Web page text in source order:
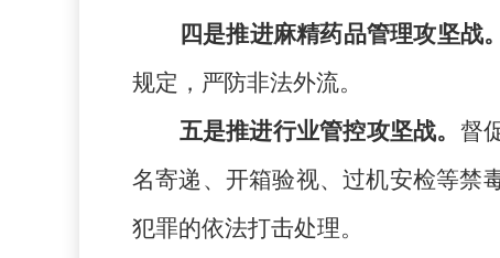
四是推进麻精药品管理攻坚战。
规定，严防非法外流。
五是推进行业管控攻坚战。 督
名寄递、开箱验视、过机安检等禁
犯罪的依法打击处理。